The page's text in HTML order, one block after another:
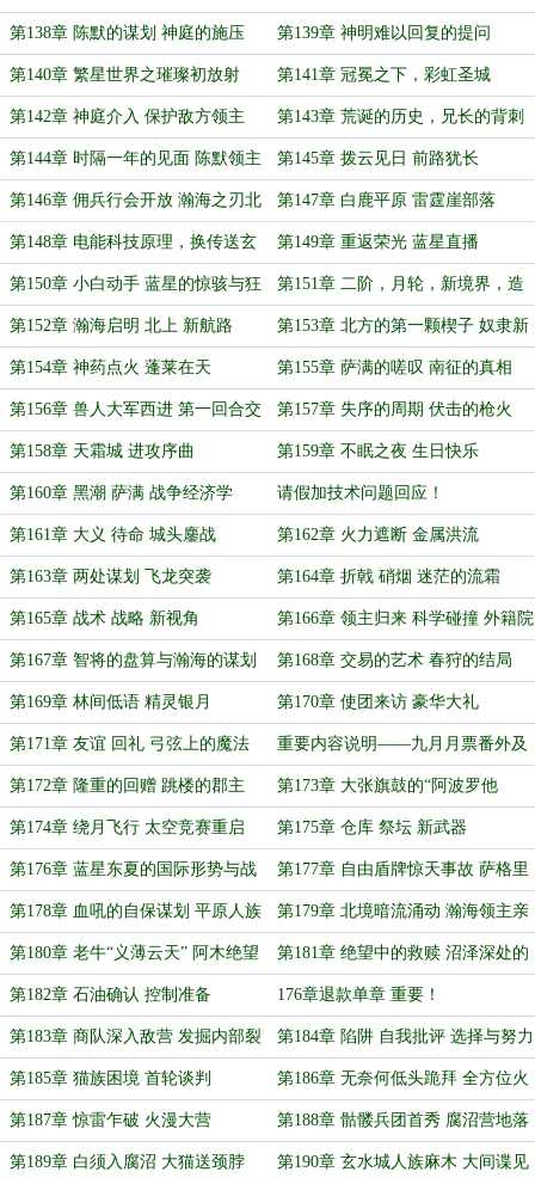
第138章 陈默的谋划 神庭的施压 第139章 神明难以回复的提问
第140章 繁星世界之璀璨初放射 第141章 冠冕之下，彩虹圣城
第142章 神庭介入 保护敌方领主 第143章 荒诞的历史，兄长的背刺
第144章 时隔一年的见面 陈默领主
的安排
第145章 拨云见日 前路犹长
第146章 佣兵行会开放 瀚海之刃北
上
第147章 白鹿平原 雷霆崖部落
第148章 电能科技原理，换传送玄
幻法则
第149章 重返荣光 蓝星直播
第150章 小白动手 蓝星的惊骇与狂
欢
第151章 二阶，月轮，新境界，造
船厂
第152章 瀚海启明 北上 新航路 第153章 北方的第一颗楔子 奴隶新
航线
第154章 神药点火 蓬莱在天 第155章 萨满的嗟叹 南征的真相
第156章 兽人大军西进 第一回合交
手
第157章 失序的周期 伏击的枪火
第158章 天霜城 进攻序曲 第159章 不眠之夜 生日快乐
第160章 黑潮 萨满 战争经济学 请假加技术问题回应！
第161章 大义 待命 城头鏖战 第162章 火力遮断 金属洪流
第163章 两处谋划 飞龙突袭 第164章 折戟 硝烟 迷茫的流霜
第165章 战术 战略 新视角 第166章 领主归来 科学碰撞 外籍院
士
第167章 智将的盘算与瀚海的谋划 第168章 交易的艺术 春狩的结局
第169章 林间低语 精灵银月 第170章 使团来访 豪华大礼
第171章 友谊 回礼 弓弦上的魔法 重要内容说明——九月月票番外及
月票抽奖
第172章 隆重的回赠 跳楼的郡主 第173章 大张旗鼓的“阿波罗他
姐”计划
第174章 绕月飞行 太空竞赛重启 第175章 仓库 祭坛 新武器
第176章 蓝星东夏的国际形势与战
略考量
第177章 自由盾牌惊天事故 萨格里
斯重归北地
第178章 血吼的自保谋划 平原人族
的惊惶
第179章 北境暗流涌动 瀚海领主亲
至
第180章 老牛“义薄云天” 阿木绝望
奔逃
第181章 绝望中的救赎 沼泽深处的
黑金
第182章 石油确认 控制准备 176章退款单章 重要！
第183章 商队深入敌营 发掘内部裂
隙
第184章 陷阱 自我批评 选择与努力
第185章 猫族困境 首轮谈判 第186章 无奈何低头跪拜 全方位火
力打击
第187章 惊雷乍破 火漫大营 第188章 骷髅兵团首秀 腐沼营地落
幕
第189章 白须入腐沼 大猫送颈脖 第190章 玄水城人族麻木 大间谍见